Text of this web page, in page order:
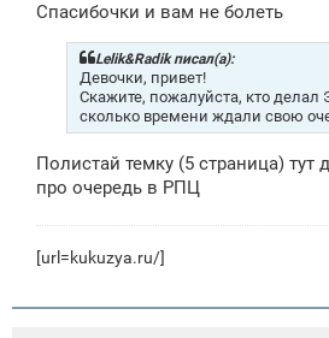
Спасибочки и вам не болеть
Lelik&Radik писал(а):
Девочки, привет!
Скажите, пожалуйста, кто делал
сколько времени ждали свою
Полистай темку (5 страница) тут
про очередь в РПЦ
[url=kukuzya.ru/]